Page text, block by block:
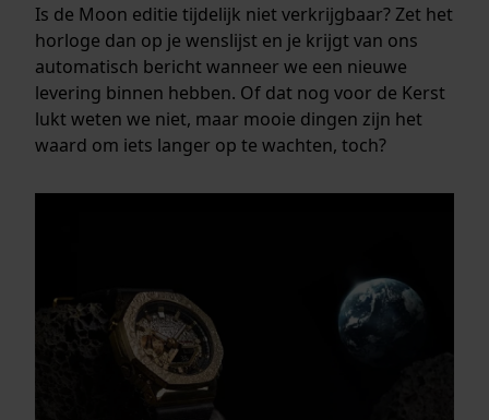
Is de Moon editie tijdelijk niet verkrijgbaar? Zet het
horloge dan op je wenslijst en je krijgt van ons
automatisch bericht wanneer we een nieuwe
levering binnen hebben. Of dat nog voor de Kerst
lukt weten we niet, maar mooie dingen zijn het
waard om iets langer op te wachten, toch?